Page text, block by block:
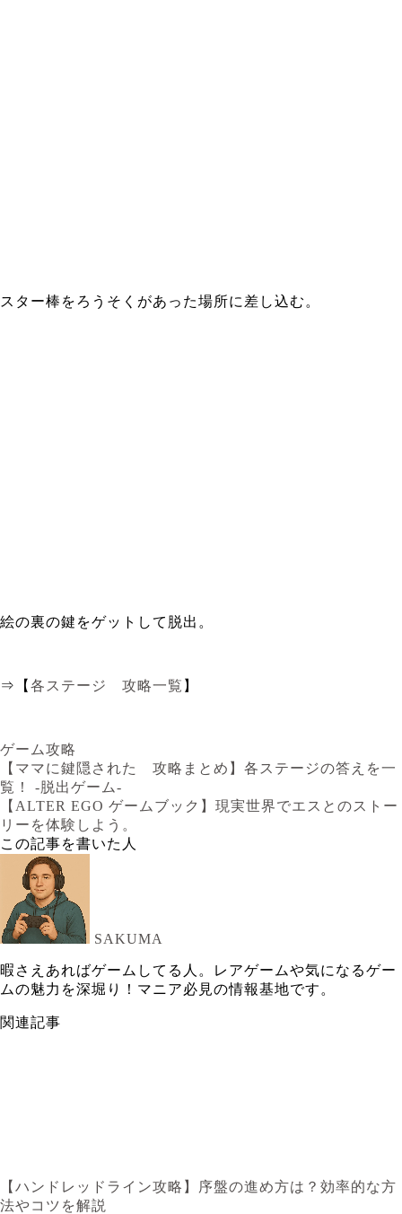
スター棒をろうそくがあった場所に差し込む。
絵の裏の鍵をゲットして脱出。
⇒【 各ステージ 攻略一覧 】
ゲーム攻略
【ママに鍵隠された 攻略まとめ】各ステージの答えを一
覧！ -脱出ゲーム-
【ALTER EGO ゲームブック】現実世界でエスとのストー
リーを体験しよう。
この記事を書いた人
SAKUMA
暇さえあればゲームしてる人。レアゲームや気になるゲー
ムの魅力を深堀り！マニア必見の情報基地です。
関連記事
【ハンドレッドライン攻略】序盤の進め方は？効率的な方
法やコツを解説